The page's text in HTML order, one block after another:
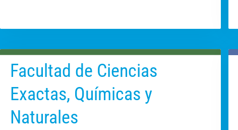
Facultad de Ciencias
Exactas, Químicas y
Naturales